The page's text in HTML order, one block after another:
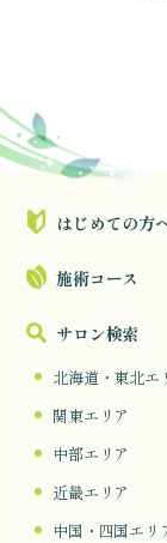
はじめての方
施術コース
サロン検索
北海道・東北エ
関東エリア
中部エリア
近畿エリア
中国・四国エリ